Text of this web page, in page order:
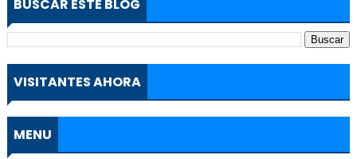
BUSCAR ESTE BLOG
VISITANTES AHORA
MENU